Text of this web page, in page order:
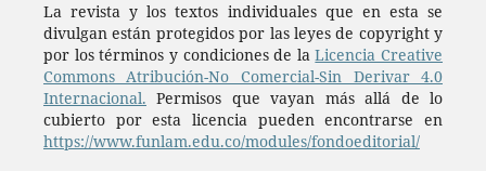
La revista y los textos individuales que en esta se
divulgan están protegidos por las leyes de copyright y
por los términos y condiciones de laLicencia Creative
Commons Atribución-No Comercial-Sin Derivar 4.0
Internacional. Permisos que vayan más allá de lo
cubierto por esta licencia pueden encontrarse en
https://www.funlam.edu.co/modules/fondoeditorial/